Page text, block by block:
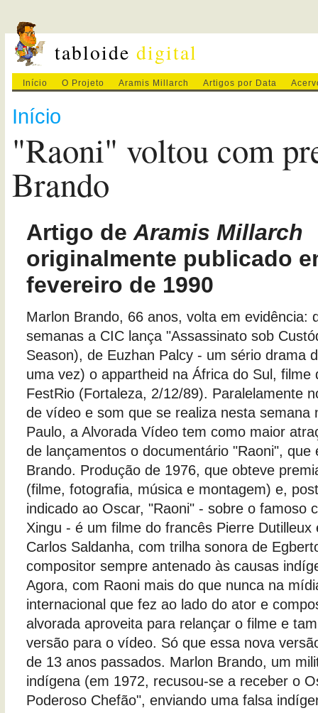
tabloidedigital
Início O Projeto Aramis Millarch Artigos por Data
Início
"Raoni" voltou com
Brando
Artigo deAramis Millarch
originalmente publicado
fevereiro de 1990
Marlon Brando, 66 anos, volta em evidência:
semanas a CIC lança "Assassinato sob
Season), de Euzhan Palcy - um sério drama
uma vez) o appartheid na África do Sul, filme
FestRio (Fortaleza, 2/12/89). Paralelamente
de vídeo e som que se realiza nesta semana
Paulo, a Alvorada Vídeo tem como maior
de lançamentos o documentário "Raoni", que
Brando. Produção de 1976, que obteve
(filme, fotografia, música e montagem) e,
indicado ao Oscar, "Raoni" - sobre o famoso
Xingu - é um filme do francês Pierre Dutilleux
Carlos Saldanha, com trilha sonora de
compositor sempre antenado às causas
Agora, com Raoni mais do que nunca na
internacional que fez ao lado do ator e
alvorada aproveita para relançar o filme e
versão para o vídeo. Só que essa nova
de 13 anos passados. Marlon Brando, um
indígena (em 1972, recusou-se a receber o
Poderoso Chefão", enviando uma falsa